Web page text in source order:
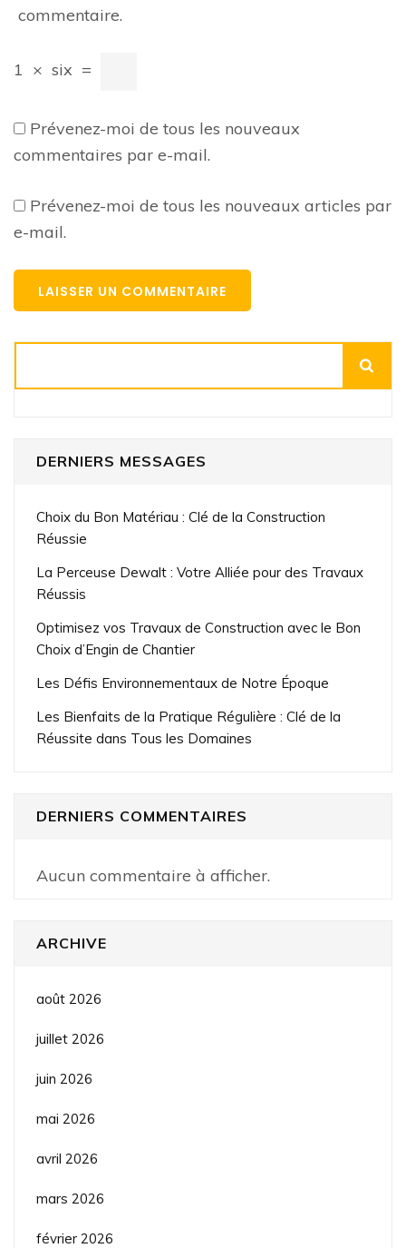
commentaire.
1 × six =
Prévenez-moi de tous les nouveaux
commentaires par e-mail.
Prévenez-moi de tous les nouveaux articles par
e-mail.
DERNIERS MESSAGES
Choix du Bon Matériau : Clé de la Construction
Réussie
La Perceuse Dewalt : Votre Alliée pour des Travaux
Réussis
Optimisez vos Travaux de Construction avec le Bon
Choix d’Engin de Chantier
Les Défis Environnementaux de Notre Époque
Les Bienfaits de la Pratique Régulière : Clé de la
Réussite dans Tous les Domaines
DERNIERS COMMENTAIRES
Aucun commentaire à afficher.
ARCHIVE
août 2026
juillet 2026
juin 2026
mai 2026
avril 2026
mars 2026
février 2026